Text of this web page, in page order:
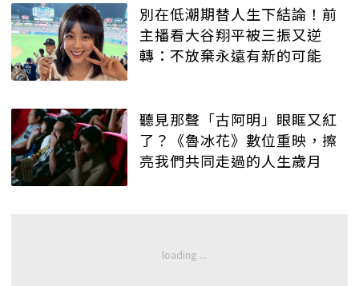
別在低潮期替人生下結論！前
主播看大谷翔平被三振又逆
轉：不放棄永遠有新的可能
聽見那聲「古阿明」眼眶又紅
了？《魯冰花》數位重映，擦
亮我們共同走過的人生歲月